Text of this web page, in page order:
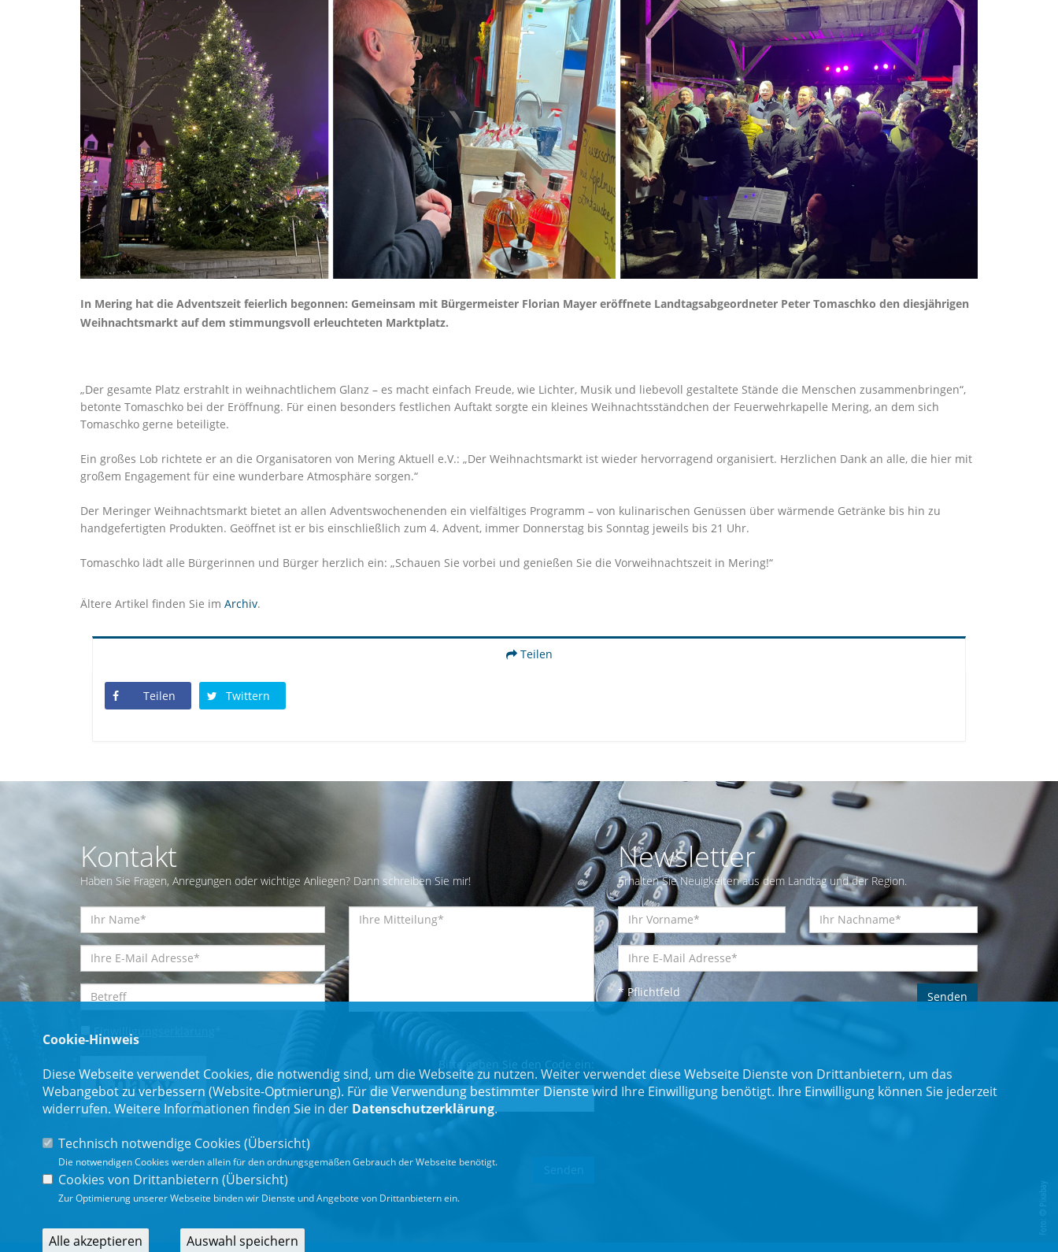
In Mering hat die Adventszeit feierlich begonnen: Gemeinsam mit Bürgermeister Florian Mayer eröffnete Landtagsabgeordneter Peter Tomaschko den diesjährigen
Weihnachtsmarkt auf dem stimmungsvoll erleuchteten Marktplatz.
Der gesamte Platz erstrahlt in weihnachtlichem Glanz – es macht einfach Freude, wie Lichter, Musik und liebevoll gestaltete Stände die Menschen zusammenbringen“,
betonte Tomaschko bei der Eröffnung. Für einen besonders festlichen Auftakt sorgte ein kleines Weihnachtsständchen der Feuerwehrkapelle Mering, an dem sich
Tomaschko gerne beteiligte.
Ein großes Lob richtete er an die Organisatoren von Mering Aktuell e.V.: „Der Weihnachtsmarkt ist wieder hervorragend organisiert. Herzlichen Dank an alle, die hier mit
großem Engagement für eine wunderbare Atmosphäre sorgen.“
Der Meringer Weihnachtsmarkt bietet an allen Adventswochenenden ein vielfältiges Programm – von kulinarischen Genüssen über wärmende Getränke bis hin zu
handgefertigten Produkten. Geöffnet ist er bis einschließlich zum 4. Advent, immer Donnerstag bis Sonntag jeweils bis 21 Uhr.
Tomaschko lädt alle Bürgerinnen und Bürger herzlich ein: „Schauen Sie vorbei und genießen Sie die Vorweihnachtszeit in Mering!“
Ältere Artikel finden Sie im Archiv.
Teilen
Teilen Twittern
Kontakt
Haben Sie Fragen, Anregungen oder wichtige Anliegen? Dann schreiben Sie mir!
Einwilligungserklärung
Bitte geben Sie den Code ein:
* Pflichtfeld
Newsletter
Erhalten Sie Neuigkeiten aus dem Landtag und der Region.
* Pflichtfeld
Cookie-Hinweis
Diese Webseite verwendet Cookies, die notwendig sind, um die Webseite zu nutzen. Weiter verwendet diese Webseite Dienste von Drittanbietern, um das
Webangebot zu verbessern (Website-Optmierung). Für die Verwendung bestimmter Dienste wird Ihre Einwilligung benötigt. Ihre Einwilligung können Sie jederzeit
widerrufen. Weitere Informationen finden Sie in der Datenschutzerklärung.
Technisch notwendige Cookies (Übersicht)
Die notwendigen Cookies werden allein für den ordnungsgemäßen Gebrauch der Webseite benötigt.
Cookies von Drittanbietern (Übersicht)
Zur Optimierung unserer Webseite binden wir Dienste und Angebote von Drittanbietern ein.
Alle akzeptieren Auswahl speichern